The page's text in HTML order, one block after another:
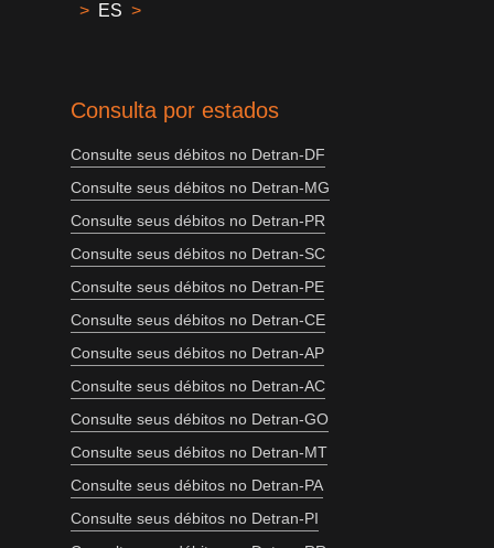
> ES >
Consulta por estados
Consulte seus débitos no Detran-DF
Consulte seus débitos no Detran-MG
Consulte seus débitos no Detran-PR
Consulte seus débitos no Detran-SC
Consulte seus débitos no Detran-PE
Consulte seus débitos no Detran-CE
Consulte seus débitos no Detran-AP
Consulte seus débitos no Detran-AC
Consulte seus débitos no Detran-GO
Consulte seus débitos no Detran-MT
Consulte seus débitos no Detran-PA
Consulte seus débitos no Detran-PI